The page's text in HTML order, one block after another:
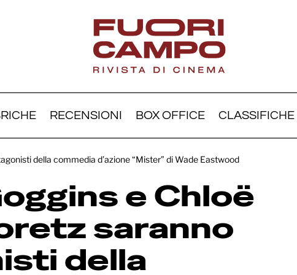
RECENSIONI BOX OFFICE CLASSIFICHE
Goggins e Chloë
d’azione “Mister”
Eastwood
della commedia d’azione “Mister” di Wade Eastwood
e Chloë
saranno
della